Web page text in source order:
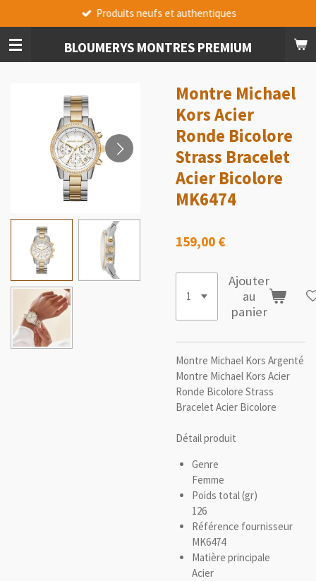
au
contenu
principal
BLOUMERYS MONTRES PREMIUM
Produits neufs et authentiques
Montre Michael
Kors Acier
Ronde Bicolore
Strass Bracelet
Acier Bicolore
MK6474
159,00 €
Ajouter
au
panier
Montre Michael Kors Argenté
Montre Michael Kors Acier
Ronde Bicolore Strass
Bracelet Acier Bicolore
Détail produit
Genre
Femme
Poids total (gr)
126
Référence fournisseur
MK6474
Matière principale
Acier